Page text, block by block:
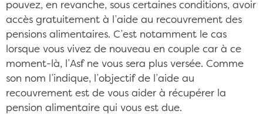
pouvez, en revanche, sous certaines conditions, avoir
accès gratuitement à l’aide au recouvrement des
pensions alimentaires. C’est notamment le cas
lorsque vous vivez de nouveau en couple car à ce
moment-là, l’Asf ne vous sera plus versée. Comme
son nom l’indique, l’objectif de l’aide au
recouvrement est de vous aider à récupérer la
pension alimentaire qui vous est due.